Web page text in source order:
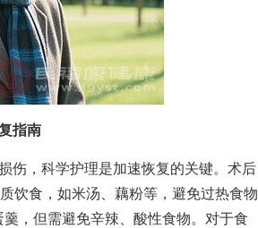
指南
，科学护理是加速恢复的关键。术后
饮食，如米汤、藕粉等，避免过热食物
，但需避免辛辣、酸性食物。对于食